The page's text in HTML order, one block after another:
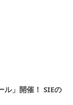
」開催！ SIEの